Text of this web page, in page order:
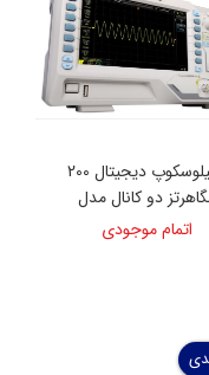
اسیلوسکوپ دیجیتال 200
دو کانال مدل
DS-1202Z-E
اتمام موجودی